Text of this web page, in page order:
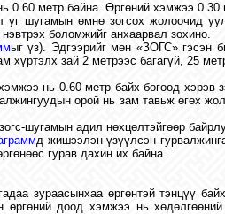
метр байна. Өргөний хэмжээ 0.30
шугамын өмнө зогсох жолоочид
боломжийг анхаарвал зохино.
ыг үз). Эдгээрийг мөн «ЗОГС» гэсэн
зай 2 метрээс багагүй, 25
нь 0.60 метр байх бөгөөд хэрэв
орой нь зам тавьж өгөх
шугамын адил нөхцөлтэйгөөр
д жишээлэн үзүүлсэн
гурав дахин их байна.
зураасынхаа өргөнтэй тэнцүү
доод хэмжээ нь